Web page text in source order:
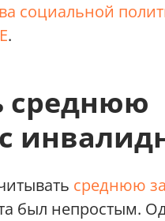
социальной
.
среднюю
среднюю
был непростым.